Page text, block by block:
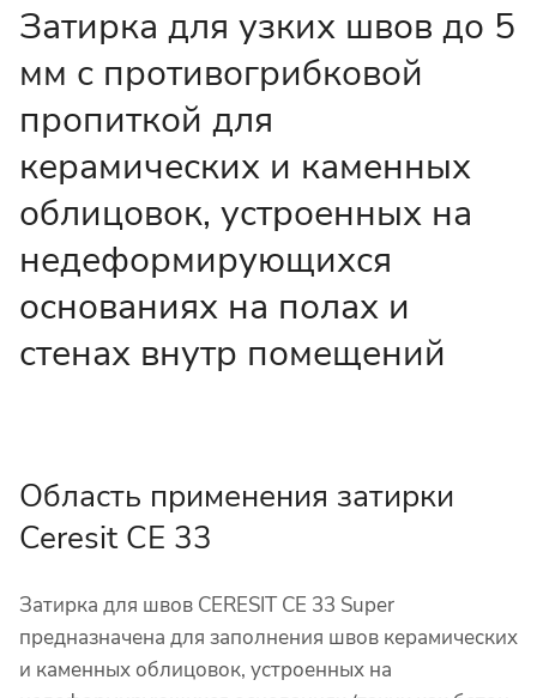
Затирка для узких швов до 5
мм с противогрибковой
пропиткой для
керамических и каменных
облицовок, устроенных на
недеформирующихся
основаниях на полах и
стенах внутр помещений
Область применения затирки
Ceresit CE 33
Затирка для швов CERESIT CE 33 Super
предназначена для заполнения швов керамических
и каменных облицовок, устроенных на